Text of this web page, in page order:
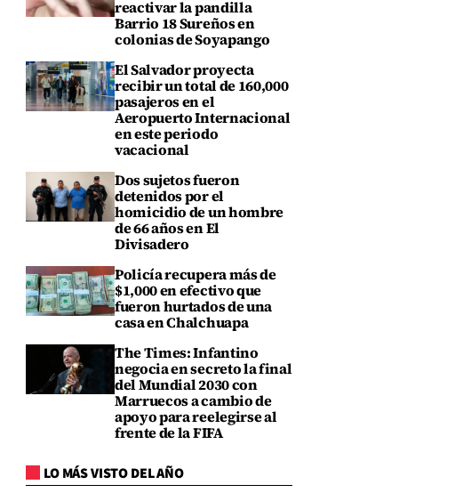
reactivar la pandilla
Barrio 18 Sureños en
colonias de Soyapango
El Salvador proyecta
recibir un total de 160,000
pasajeros en el
Aeropuerto Internacional
en este periodo
vacacional
Dos sujetos fueron
detenidos por el
homicidio de un hombre
de 66 años en El
Divisadero
Policía recupera más de
$1,000 en efectivo que
fueron hurtados de una
casa en Chalchuapa
The Times: Infantino
negocia en secreto la final
del Mundial 2030 con
Marruecos a cambio de
apoyo para reelegirse al
frente de la FIFA
LO MÁS VISTO DEL AÑO